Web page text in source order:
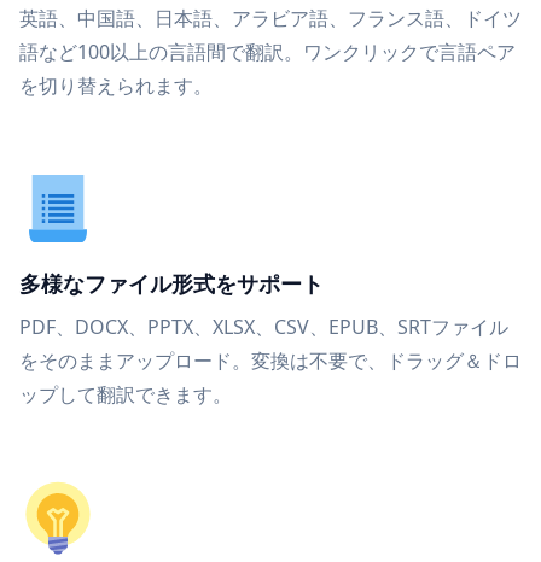
英語、中国語、日本語、アラビア語、フランス語、ドイツ
語など100以上の言語間で翻訳。ワンクリックで言語ペア
を切り替えられます。
多様なファイル形式をサポート
PDF、DOCX、PPTX、XLSX、CSV、EPUB、SRTファイル
をそのままアップロード。変換は不要で、ドラッグ＆ドロ
ップして翻訳できます。